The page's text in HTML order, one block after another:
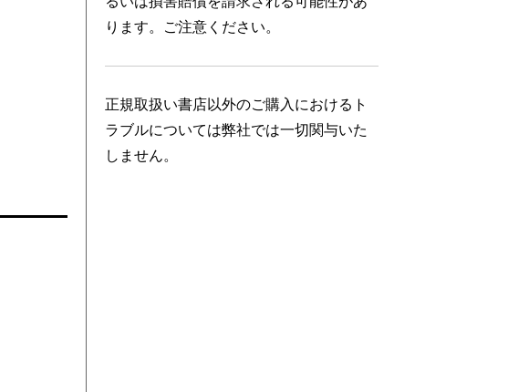
ります。ご注意ください。
正規取扱い書店以外のご購入におけるト
ラブルについては弊社では一切関与いた
しません。